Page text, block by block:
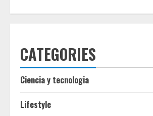
CATEGORIES
Ciencia y tecnologia
Lifestyle